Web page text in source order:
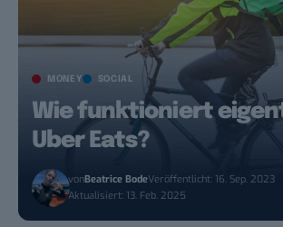
MONEY SOCIAL
Wie funktioniert
Uber Eats?
vonBeatrice BodeVeröffentlicht: 16. Sep. 2023
Aktualisiert: 13. Feb. 2025